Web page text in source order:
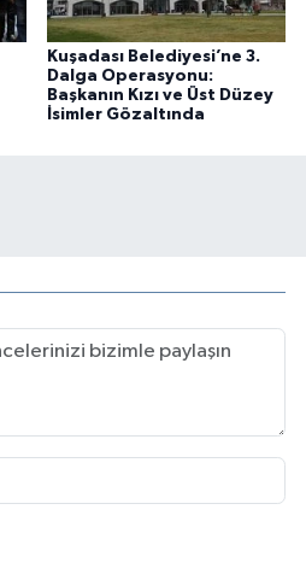
Kuşadası Belediyesi’ne 3.
Dalga Operasyonu:
Başkanın Kızı ve Üst Düzey
İsimler Gözaltında